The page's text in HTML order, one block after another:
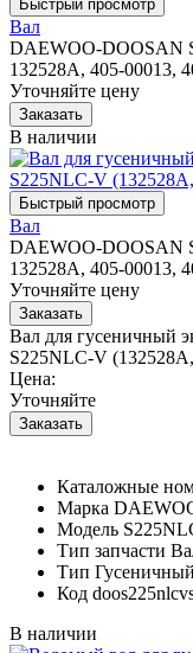
Вал
DAEWOO-DOOSAN
132528A, 405-00013,
Уточняйте цену
В наличии
Вал
DAEWOO-DOOSAN
132528A, 405-00013,
Уточняйте цену
Вал для гусеничный
S225NLC-V
Цена:
Уточняйте
Каталожные
Марка
Модель
Тип запчасти
Тип
Код
В наличии